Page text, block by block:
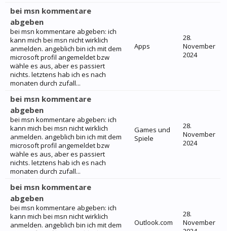
bei msn kommentare
abgeben
bei msn kommentare abgeben: ich
kann mich bei msn nicht wirklich
anmelden. angeblich bin ich mit dem
microsoft profil angemeldet bzw
wähle es aus, aber es passiert
nichts. letztens hab ich es nach
monaten durch zufall...
Apps
28.
November
2024
bei msn kommentare
abgeben
bei msn kommentare abgeben: ich
kann mich bei msn nicht wirklich
anmelden. angeblich bin ich mit dem
microsoft profil angemeldet bzw
wähle es aus, aber es passiert
nichts. letztens hab ich es nach
monaten durch zufall...
Games und
Spiele
28.
November
2024
bei msn kommentare
abgeben
bei msn kommentare abgeben: ich
kann mich bei msn nicht wirklich
anmelden. angeblich bin ich mit dem
Outlook.com
28.
November